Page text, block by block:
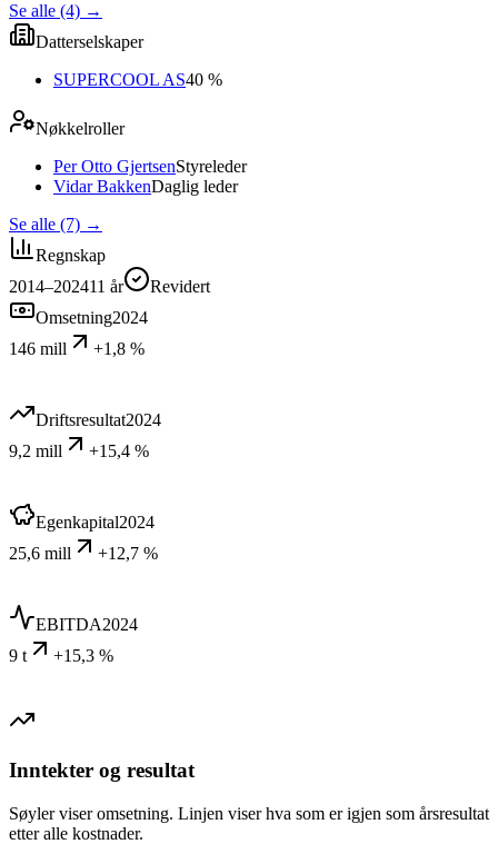
Se alle (4) →
Datterselskaper
SUPERCOOL AS40 %
Nøkkelroller
Per Otto GjertsenStyreleder
Vidar BakkenDaglig leder
Se alle (7) →
Regnskap
2014–202411 år
Revidert
Omsetning2024
146 mill
+1,8 %
Driftsresultat2024
9,2 mill
+15,4 %
Egenkapital2024
25,6 mill
+12,7 %
EBITDA2024
9 t
+15,3 %
Inntekter og resultat
Søyler viser omsetning. Linjen viser hva som er igjen som årsresultat
etter alle kostnader.